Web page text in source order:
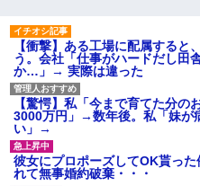
後続車にクラクションを鳴ら
され彼氏が逆切れ。「何クラク
ション鳴らしてんだ！降りてこ
いよ！」と怒鳴りだし...
【衝撃】報酬100万円超の治験
募集がこちらｗｗｗｗｗ(※画像
あり)
【ネット騒然】惨殺されたタ
ワマン頂き女子のこの動画、す
げえええええｗｗｗｗｗｗｗｗ
ｗｗｗ
【衝撃】ある工場に配属すると
う。会社「仕事がハードだし田
か…」→ 実際は違った
【驚愕】私「今まで育てた分の
3000万円」→数年後。私「妹が
い」→
彼女にプロポーズしてOK貰っ
れて無事婚約破棄・・・